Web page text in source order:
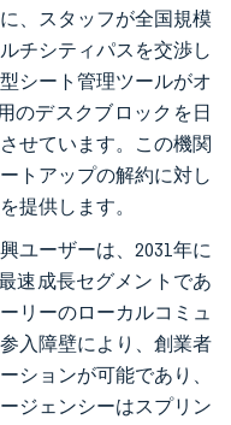
、スタッフが全国規模
チシティパスを交渉し
シート管理ツールがオ
のデスクブロックを日
せています。この機関
トアップの解約に対し
提供します。
ユーザーは、2031年に
速成長セグメントであ
リーのローカルコミュ
入障壁により、創業者
ションが可能であり、
ジェンシーはスプリン